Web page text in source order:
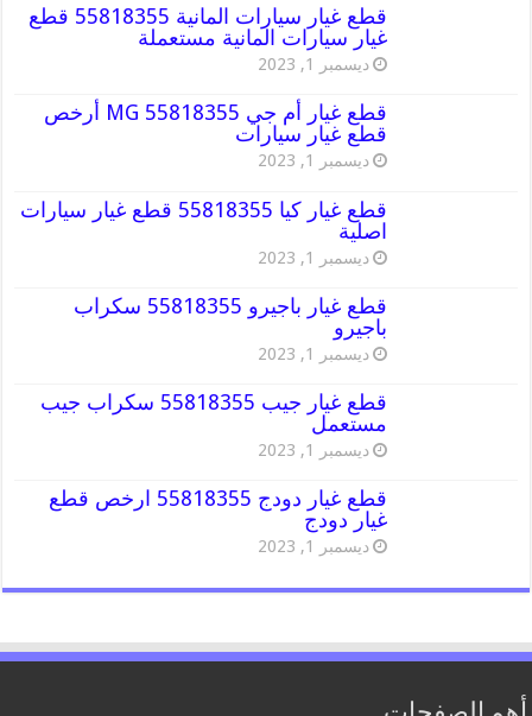
قطع غيار سيارات المانية 55818355 قطع
غيار سيارات المانية مستعملة
ديسمبر 1, 2023
قطع غيار أم جي MG 55818355 أرخص
قطع غيار سيارات
ديسمبر 1, 2023
قطع غيار كيا 55818355 قطع غيار سيارات
اصلية
ديسمبر 1, 2023
قطع غيار باجيرو 55818355 سكراب
باجيرو
ديسمبر 1, 2023
قطع غيار جيب 55818355 سكراب جيب
مستعمل
ديسمبر 1, 2023
قطع غيار دودج 55818355 ارخص قطع
غيار دودج
ديسمبر 1, 2023